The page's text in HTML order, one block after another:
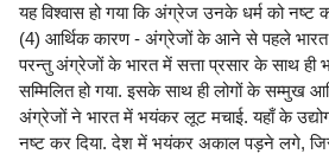
यह विश्वास हो गया कि अंग्रेज उनके धर्म को नष्ट
(4) आर्थिक कारण - अंग्रेजों के आने से पहले भारत
परन्तु अंग्रेजों के भारत में सत्ता प्रसार के साथ ही
सम्मिलित हो गया. इसके साथ ही लोगों के सम्मुख
अंग्रेजों ने भारत में भयंकर लूट मचाई. यहाँ के
नष्ट कर दिया. देश में भयंकर अकाल पड़ने लगे,